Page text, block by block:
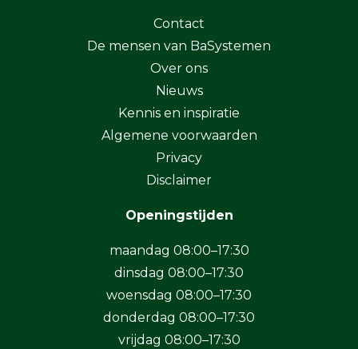
Contact
De mensen van BaSystemen
Over ons
Nieuws
Kennis en inspiratie
Algemene voorwaarden
Privacy
Disclaimer
Openingstijden
maandag 08:00–17:30
dinsdag 08:00–17:30
woensdag 08:00–17:30
donderdag 08:00–17:30
vrijdag 08:00–17:30